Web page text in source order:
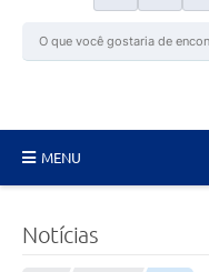
MENU
Notícias